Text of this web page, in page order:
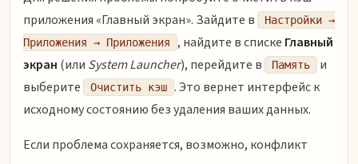
приложения «Главный экран». Зайдите в
Настройки →
Приложения → Приложения
, найдите в списке Главный
экран (или System Launcher), перейдите в Память
и
выберите
Очистить кэш . Это вернет интерфейс к
исходному состоянию без удаления ваших данных.
Если проблема сохраняется, возможно, конфликт